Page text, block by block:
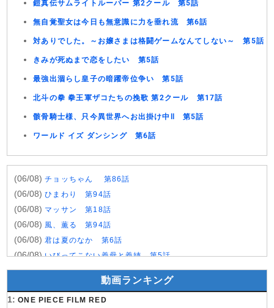
鎧真伝サムライトルーパー 第2クール 第5話
無自覚聖女は今日も無意識に力を垂れ流 第6話
対ありでした。～お嬢さまは格闘ゲームなんてしない～ 第5話
きみが死ぬまで恋をしたい 第5話
最強出涸らし皇子の暗躍帝位争い 第5話
北斗の拳 拳王軍ザコたちの挽歌 第2クール 第17話
骸骨騎士様、只今異世界へお出掛け中Ⅱ 第5話
ワールド イズ ダンシング 第6話
(06/08)チョッちゃん 第86話
(06/08)ひまわり 第94話
(06/08) マッサン 第18話
(06/08) 風、薫る 第94話
(06/08)君は夏のなか 第6話
(06/08)いびってこない義母と義姉 第5話
(06/08)サンダー３ 第5話
ヤンキー激戦区の四天王がアイドルグループに転生した
ら？ 第9話
動画ランキング
1: ONE PIECE FILM RED